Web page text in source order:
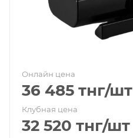
Онлайн цена
36 485 тнг/шт
Клубная цена
32 520 тнг/шт